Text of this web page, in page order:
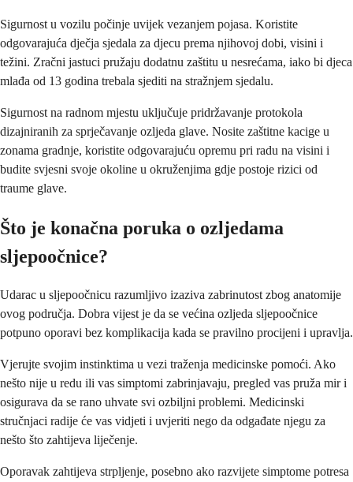
Sigurnost u vozilu počinje uvijek vezanjem pojasa. Koristite
odgovarajuća dječja sjedala za djecu prema njihovoj dobi, visini i
težini. Zračni jastuci pružaju dodatnu zaštitu u nesrećama, iako bi djeca
mlađa od 13 godina trebala sjediti na stražnjem sjedalu.
Sigurnost na radnom mjestu uključuje pridržavanje protokola
dizajniranih za sprječavanje ozljeda glave. Nosite zaštitne kacige u
zonama gradnje, koristite odgovarajuću opremu pri radu na visini i
budite svjesni svoje okoline u okruženjima gdje postoje rizici od
traume glave.
Što je konačna poruka o ozljedama
sljepoočnice?
Udarac u sljepoočnicu razumljivo izaziva zabrinutost zbog anatomije
ovog područja. Dobra vijest je da se većina ozljeda sljepoočnice
potpuno oporavi bez komplikacija kada se pravilno procijeni i upravlja.
Vjerujte svojim instinktima u vezi traženja medicinske pomoći. Ako
nešto nije u redu ili vas simptomi zabrinjavaju, pregled vas pruža mir i
osigurava da se rano uhvate svi ozbiljni problemi. Medicinski
stručnjaci radije će vas vidjeti i uvjeriti nego da odgađate njegu za
nešto što zahtijeva liječenje.
Oporavak zahtijeva strpljenje, posebno ako razvijete simptome potresa